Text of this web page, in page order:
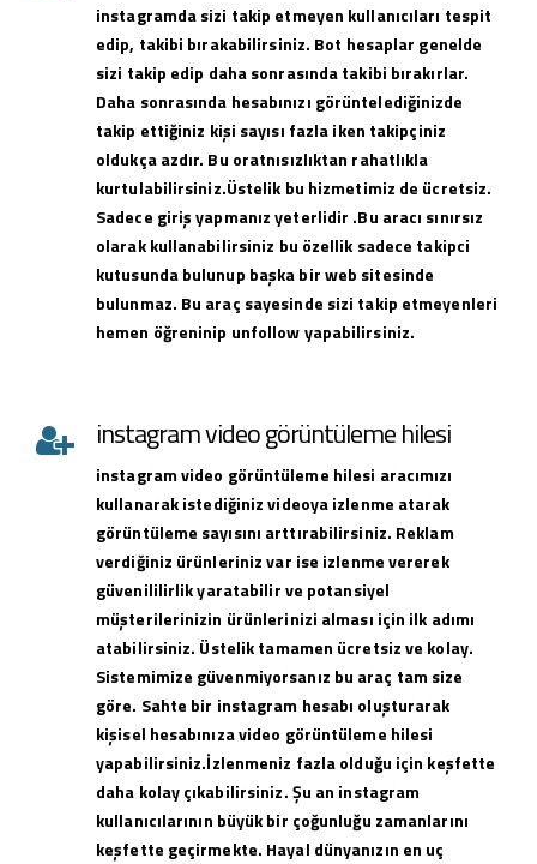
instagramda sizi takip etmeyen kullanıcıları tespit
edip, takibi bırakabilirsiniz. Bot hesaplar genelde
sizi takip edip daha sonrasında takibi bırakırlar.
Daha sonrasında hesabınızı görüntelediğinizde
takip ettiğiniz kişi sayısı fazla iken takipçiniz
oldukça azdır. Bu oratnısızlıktan rahatlıkla
kurtulabilirsiniz.Üstelik bu hizmetimiz de ücretsiz.
Sadece giriş yapmanız yeterlidir .Bu aracı sınırsız
olarak kullanabilirsiniz bu özellik sadece takipci
kutusunda bulunup başka bir web sitesinde
bulunmaz. Bu araç sayesinde sizi takip etmeyenleri
hemen öğreninip unfollow yapabilirsiniz.
instagram video görüntüleme hilesi
instagramvideo görüntüleme hilesi aracımızı
kullanarak istediğiniz videoya izlenme atarak
görüntüleme sayısını arttırabilirsiniz. Reklam
verdiğiniz ürünleriniz var ise izlenme vererek
güvenililirlik yaratabilir ve potansiyel
müşterilerinizin ürünlerinizi alması için ilk adımı
atabilirsiniz. Üstelik tamamen ücretsiz ve kolay.
Sistemimize güvenmiyorsanız bu araç tam size
göre. Sahte bir instagram hesabı oluşturarak
kişisel hesabınıza video görüntüleme hilesi
yapabilirsiniz.İzlenmeniz fazla olduğu için keşfette
daha kolay çıkabilirsiniz. Şu an instagram
kullanıcılarının büyük bir çoğunluğu zamanlarını
keşfette geçirmekte. Hayal dünyanızın en uç